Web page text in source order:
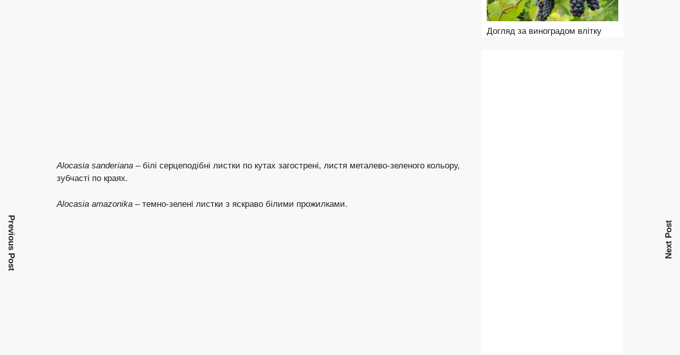
Alocasia sanderiana – білі серцеподібні листки по кутах загострені, листя металево-зеленого кольору,
зубчасті по краях.
Alocasia amazonika – темно-зелені листки з яскраво білими прожилками.
Previous Post Next Post
Догляд за виноградом влітку